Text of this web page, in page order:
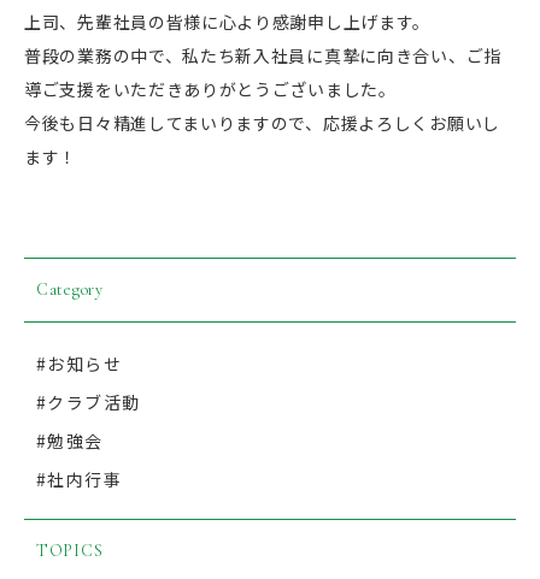
上司、先輩社員の皆様に心より感謝申し上げます。
普段の業務の中で、私たち新入社員に真摯に向き合い、ご指
導ご支援をいただきありがとうございました。
今後も日々精進してまいりますので、応援よろしくお願いし
ます！
Category
#お知らせ
#クラブ活動
#勉強会
#社内行事
TOPICS